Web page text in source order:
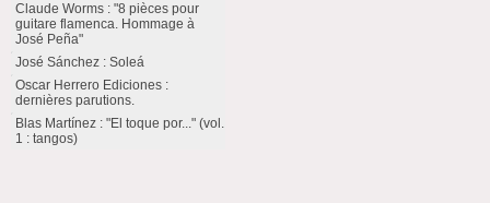
Claude Worms : "8 pièces pour
guitare flamenca. Hommage à
José Peña"
José Sánchez : Soleá
Oscar Herrero Ediciones :
dernières parutions.
Blas Martínez : "El toque por..." (vol.
1 : tangos)